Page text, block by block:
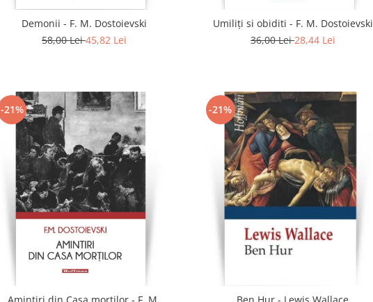
Demonii - F. M. Dostoievski
58,00 Lei45,82 Lei
Umiliți si obiditi - F. M. Dostoievski
36,00 Lei28,44 Lei
-21% -21%